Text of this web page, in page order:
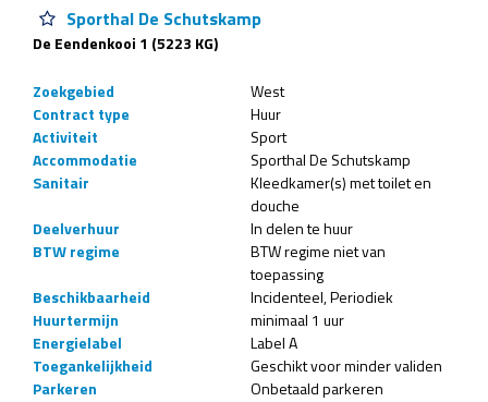
Sporthal De Schutskamp
De Eendenkooi 1 (5223 KG)
Zoekgebied
West
Contract type
Huur
Activiteit
Sport
Accommodatie
Sporthal De Schutskamp
Sanitair
Kleedkamer(s) met toilet en
douche
Deelverhuur
In delen te huur
BTW regime
BTW regime niet van
toepassing
Beschikbaarheid
Incidenteel Periodiek
Huurtermijn
minimaal 1 uur
Energielabel
Label A
Toegankelijkheid
Geschikt voor minder validen
Parkeren
Onbetaald parkeren